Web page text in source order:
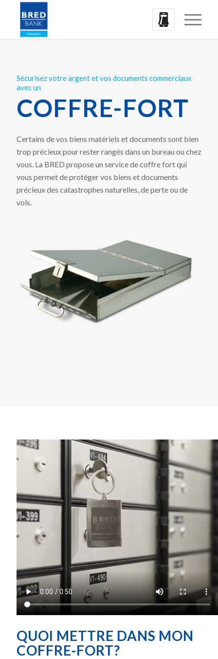
Sécurisez votre argent et vos documents commerciaux
avec un
COFFRE-FORT
Certains de vos biens matériels et documents sont bien
trop précieux pour rester rangés dans un bureau ou chez
vous. La BRED propose un service de coffre fort qui
vous permet de protéger vos biens et documents
précieux des catastrophes naturelles, de perte ou de
vols.
QUOI METTRE DANS MON
COFFRE-FORT?